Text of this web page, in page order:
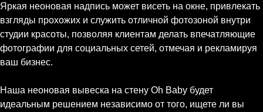
Яркая неоновая надпись может висеть на окне, привлекать
взгляды прохожих и служить отличной фотозоной внутри
студии красоты, позволяя клиентам делать впечатляющие
фотографии для социальных сетей, отмечая и рекламируя
ваш бизнес.
Наша неоновая вывеска на стену Oh Baby будет
идеальным решением независимо от того, ищете ли вы